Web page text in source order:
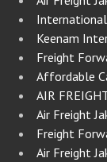
International
Keenam
Freight
Affordable
AIR
Air Freight
Freight
Air Freight